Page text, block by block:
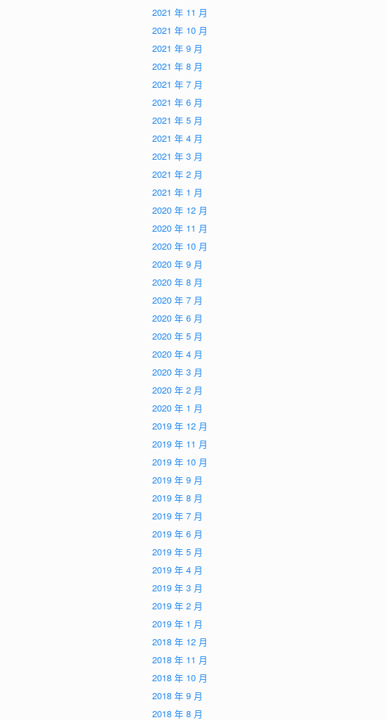
2021 年 11 月
2021 年 10 月
2021 年 9 月
2021 年 8 月
2021 年 7 月
2021 年 6 月
2021 年 5 月
2021 年 4 月
2021 年 3 月
2021 年 2 月
2021 年 1 月
2020 年 12 月
2020 年 11 月
2020 年 10 月
2020 年 9 月
2020 年 8 月
2020 年 7 月
2020 年 6 月
2020 年 5 月
2020 年 4 月
2020 年 3 月
2020 年 2 月
2020 年 1 月
2019 年 12 月
2019 年 11 月
2019 年 10 月
2019 年 9 月
2019 年 8 月
2019 年 7 月
2019 年 6 月
2019 年 5 月
2019 年 4 月
2019 年 3 月
2019 年 2 月
2019 年 1 月
2018 年 12 月
2018 年 11 月
2018 年 10 月
2018 年 9 月
2018 年 8 月